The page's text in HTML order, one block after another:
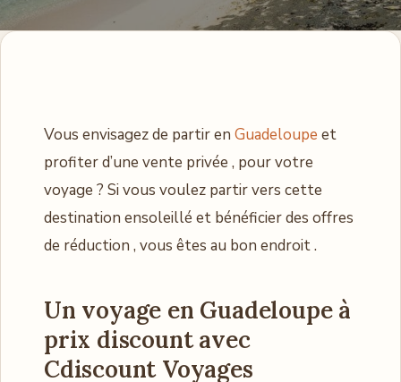
Vous envisagez de partir en Guadeloupe et
profiter d’une vente privée , pour votre
voyage ? Si vous voulez partir vers cette
destination ensoleillé et bénéficier des offres
de réduction , vous êtes au bon endroit .
Un voyage en Guadeloupe à
prix discount avec
Cdiscount Voyages